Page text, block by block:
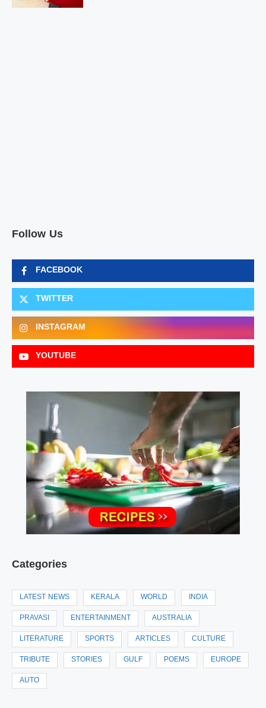
Follow Us
FACEBOOK
TWITTER
INSTAGRAM
YOUTUBE
Categories
LATEST NEWS KERALA WORLD INDIA
PRAVASI ENTERTAINMENT AUSTRALIA
LITERATURE SPORTS ARTICLES CULTURE
TRIBUTE STORIES GULF POEMS EUROPE
AUTO